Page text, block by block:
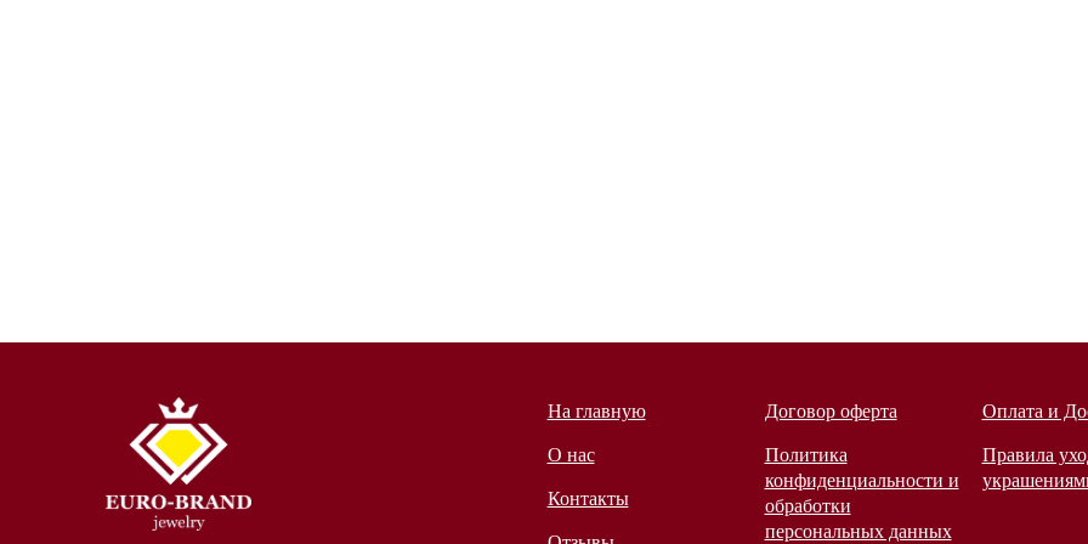
На главную
О нас
Контакты
Договор оферта
Политика
конфиденциальности и
обработки
персональных данных
Оплата и
Правила